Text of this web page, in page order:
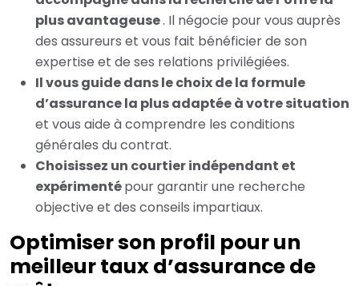
plus avantageuse. Il négocie pour vous auprès
des assureurs et vous fait bénéficier de son
expertise et de ses relations privilégiées.
Il vous guide dans le choix de la formule
d’assurance la plus adaptée à votre situation
et vous aide à comprendre les conditions
générales du contrat.
Choisissez un courtier indépendant et
expérimentépour garantir une recherche
objective et des conseils impartiaux.
Optimiser son profil pour un
meilleur taux d’assurance de